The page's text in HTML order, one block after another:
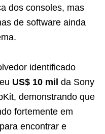
dos consoles, mas
de software ainda
identificado
US$ 10 mil da Sony
demonstrando que
fortemente em
encontrar e